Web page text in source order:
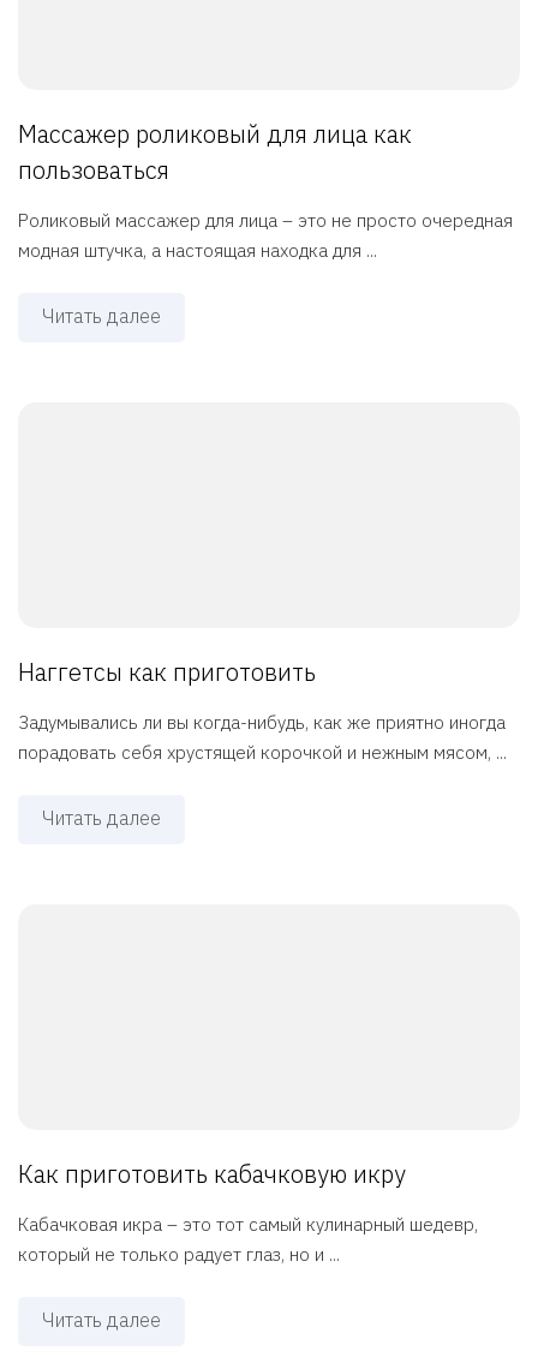
Массажер роликовый для лица как
пользоваться
Роликовый массажер для лица – это не просто очередная
модная штучка, а настоящая находка для ...
Читать далее
Наггетсы как приготовить
Задумывались ли вы когда-нибудь, как же приятно иногда
порадовать себя хрустящей корочкой и нежным мясом, ...
Читать далее
Как приготовить кабачковую икру
Кабачковая икра – это тот самый кулинарный шедевр,
который не только радует глаз, но и ...
Читать далее